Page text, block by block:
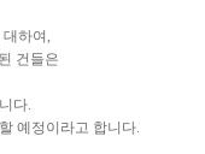
대하여,
된 건들은
다.
할 예정이라고 합니다.